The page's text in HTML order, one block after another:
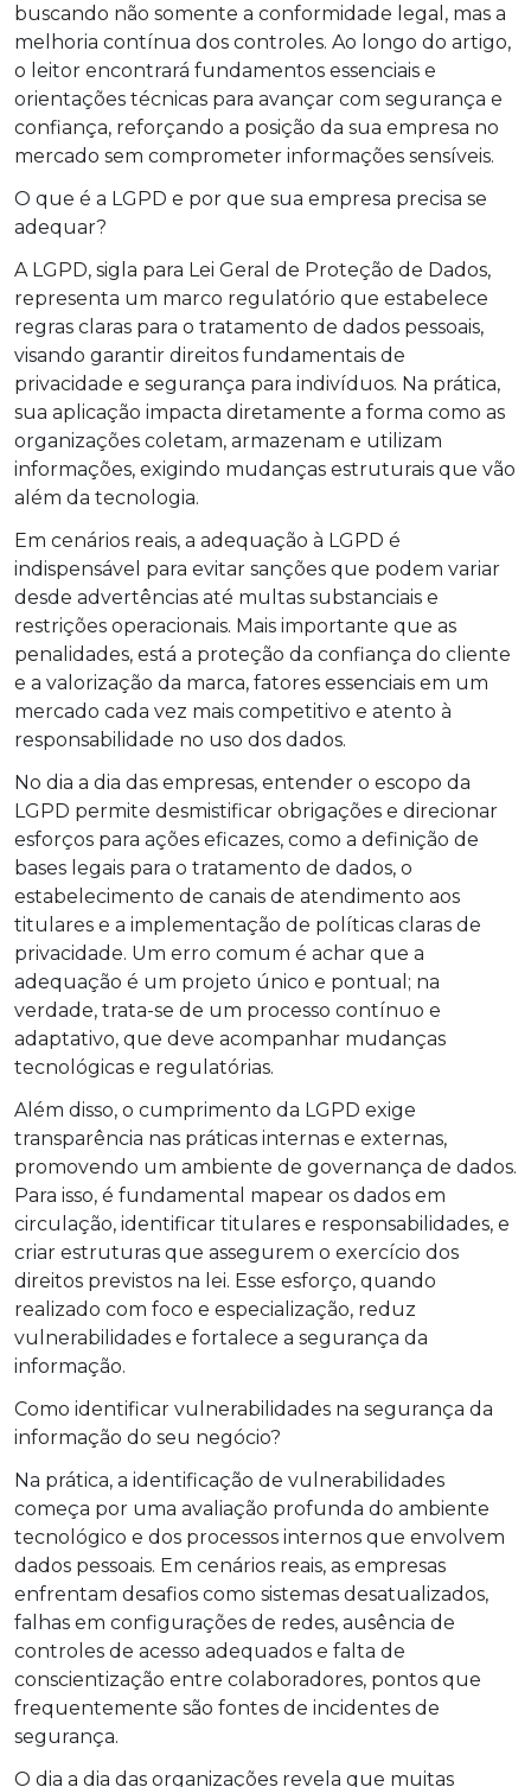
buscando não somente a conformidade legal, mas a
melhoria contínua dos controles. Ao longo do artigo,
o leitor encontrará fundamentos essenciais e
orientações técnicas para avançar com segurança e
confiança, reforçando a posição da sua empresa no
mercado sem comprometer informações sensíveis.
O que é a LGPD e por que sua empresa precisa se
adequar?
A LGPD, sigla para Lei Geral de Proteção de Dados,
representa um marco regulatório que estabelece
regras claras para o tratamento de dados pessoais,
visando garantir direitos fundamentais de
privacidade e segurança para indivíduos. Na prática,
sua aplicação impacta diretamente a forma como as
organizações coletam, armazenam e utilizam
informações, exigindo mudanças estruturais que vão
além da tecnologia.
Em cenários reais, a adequação à LGPD é
indispensável para evitar sanções que podem variar
desde advertências até multas substanciais e
restrições operacionais. Mais importante que as
penalidades, está a proteção da confiança do cliente
e a valorização da marca, fatores essenciais em um
mercado cada vez mais competitivo e atento à
responsabilidade no uso dos dados.
No dia a dia das empresas, entender o escopo da
LGPD permite desmistificar obrigações e direcionar
esforços para ações eficazes, como a definição de
bases legais para o tratamento de dados, o
estabelecimento de canais de atendimento aos
titulares e a implementação de políticas claras de
privacidade. Um erro comum é achar que a
adequação é um projeto único e pontual; na
verdade, trata-se de um processo contínuo e
adaptativo, que deve acompanhar mudanças
tecnológicas e regulatórias.
Além disso, o cumprimento da LGPD exige
transparência nas práticas internas e externas,
promovendo um ambiente de governança de dados.
Para isso, é fundamental mapear os dados em
circulação, identificar titulares e responsabilidades, e
criar estruturas que assegurem o exercício dos
direitos previstos na lei. Esse esforço, quando
realizado com foco e especialização, reduz
vulnerabilidades e fortalece a segurança da
informação.
Como identificar vulnerabilidades na segurança da
informação do seu negócio?
Na prática, a identificação de vulnerabilidades
começa por uma avaliação profunda do ambiente
tecnológico e dos processos internos que envolvem
dados pessoais. Em cenários reais, as empresas
enfrentam desafios como sistemas desatualizados,
falhas em configurações de redes, ausência de
controles de acesso adequados e falta de
conscientização entre colaboradores, pontos que
frequentemente são fontes de incidentes de
segurança.
O dia a dia das organizações revela que muitas